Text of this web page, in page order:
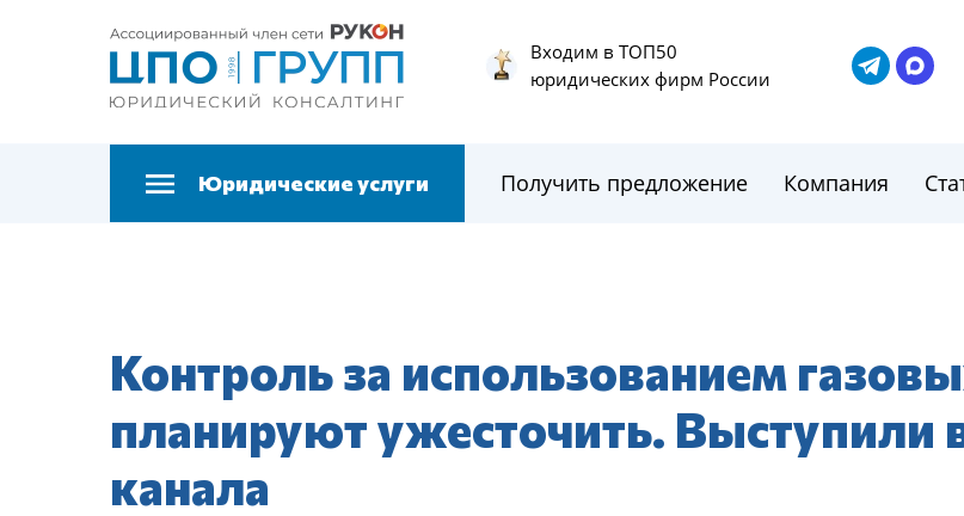
Входим в ТОП50
юридических фирм России
Юридические услуги Получить предложение Компания
Контроль за использованием
планируют ужесточить. Выступили
канала